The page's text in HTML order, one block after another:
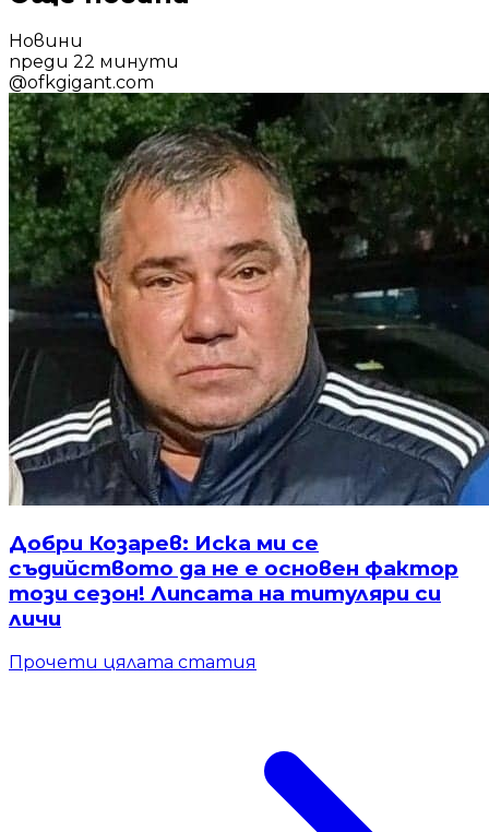
Новини
преди 22 минути
@ofkgigant.com
Добри Козарев: Иска ми се
съдийството да не е основен фактор
този сезон! Липсата на титуляри си
личи
Прочети цялата статия